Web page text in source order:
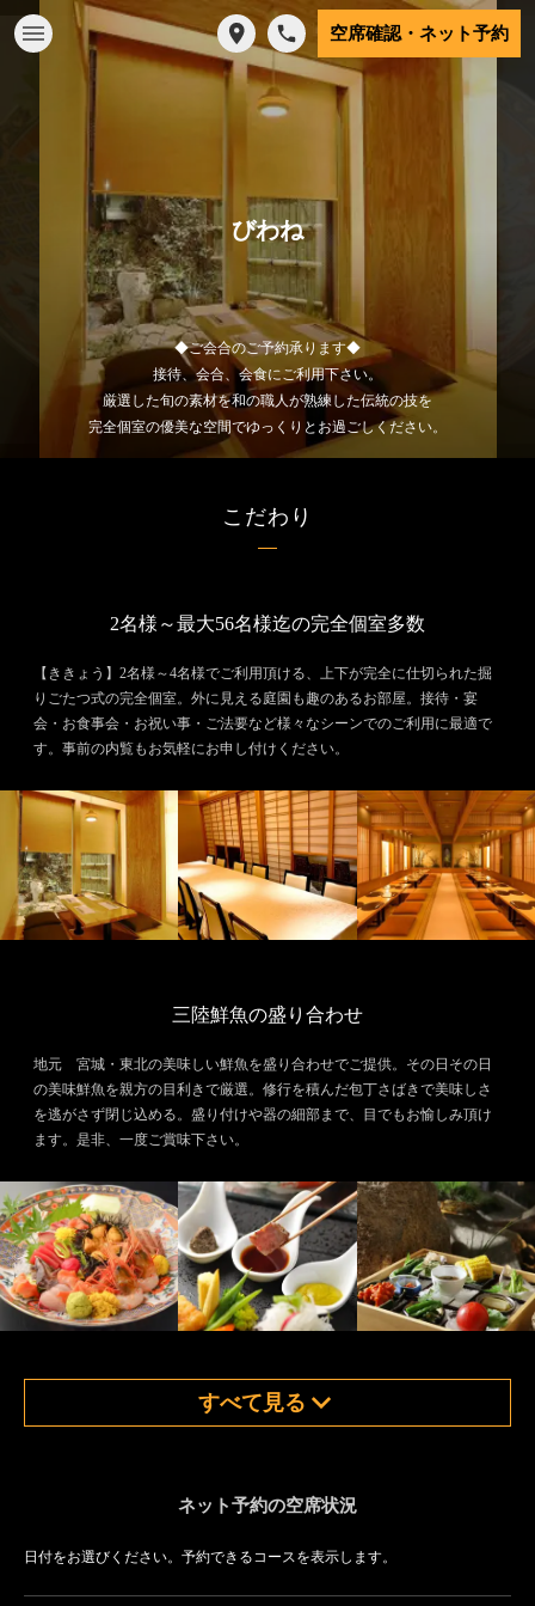
空席確認・ネット予約
びわね
◆ご会合のご予約承ります◆
接待、会合、会食にご利用下さい。
厳選した旬の素材を和の職人が熟練した伝統の技を
完全個室の優美な空間でゆっくりとお過ごしください。
こだわり
2名様～最大56名様迄の完全個室多数
【ききょう】2名様～4名様でご利用頂ける、上下が完全に仕切られた掘
りごたつ式の完全個室。外に見える庭園も趣のあるお部屋。接待・宴
会・お食事会・お祝い事・ご法要など様々なシーンでのご利用に最適で
す。事前の内覧もお気軽にお申し付けください。
三陸鮮魚の盛り合わせ
地元 宮城・東北の美味しい鮮魚を盛り合わせでご提供。その日その日
の美味鮮魚を親方の目利きで厳選。修行を積んだ包丁さばきで美味しさ
を逃がさず閉じ込める。盛り付けや器の細部まで、目でもお愉しみ頂け
ます。是非、一度ご賞味下さい。
すべて見る
ネット予約の空席状況
日付をお選びください。予約できるコースを表示します。